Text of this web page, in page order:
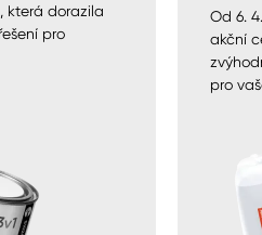
která dorazila
pro
Od 6.
akční
pro